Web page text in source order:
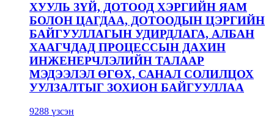
ХУУЛЬ ЗҮЙ, ДОТООД ХЭРГИЙН ЯАМ
БОЛОН ЦАГДАА, ДОТООДЫН ЦЭРГИЙН
БАЙГУУЛЛАГЫН УДИРДЛАГА, АЛБАН
ХААГЧДАД ПРОЦЕССЫН ДАХИН
ИНЖЕНЕРЧЛЭЛИЙН ТАЛААР
МЭДЭЭЛЭЛ ӨГӨХ, САНАЛ СОЛИЛЦОХ
УУЛЗАЛТЫГ ЗОХИОН БАЙГУУЛЛАА
9288 үзсэн